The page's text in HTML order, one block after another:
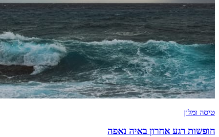
טיסה ומלון
חופשות רגע אחרון באיה נאפה